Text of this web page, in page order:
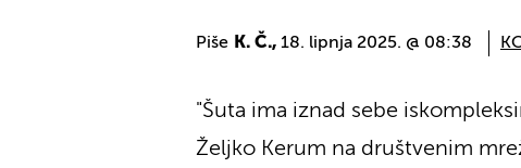
Piše K. Č., 18. lipnja 2025. @ 08:38
"Šuta ima iznad sebe
Željko Kerum na društvenim